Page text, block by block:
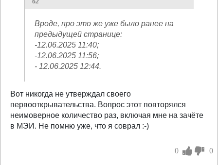
Вроде, про это же уже было ранее на
предыдущей странице:
-12.06.2025 11:40;
-12.06.2025 11:56;
- 12.06.2025 12:44.
Вот никогда не утверждал своего
первооткрывательства. Вопрос этот повторялся
неимоверное количество раз, включая мне на зачёте
в МЭИ. Не помню уже, что я соврал :-)
0 0